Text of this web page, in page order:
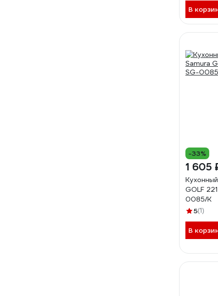
В
-33%
1 605
GOLF
0085/K
5(1)
В